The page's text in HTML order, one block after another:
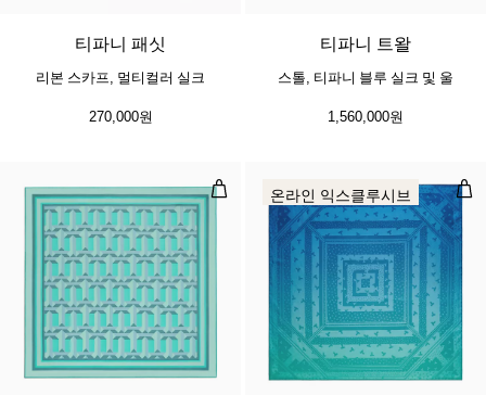
티파니 패싯
리본 스카프, 멀티컬러 실크
270,000원
티파니 트왈
스톨, 티파니 블루 실크 및 울
1,560,000원
트루 스퀘어 스카프, 티파니 블루 실
3 색상
댄
온라인 익스클루시브